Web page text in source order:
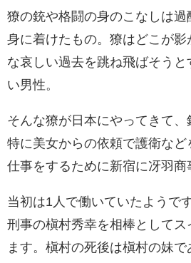
獠の銃や格闘の身のこなしは
身に着けたもの。 獠は どこが
な哀しい過去を跳ね飛ばそうと
い男性。
そんな獠が日本にやってきて、
特に美女からの依頼で護衛な
仕事をするために新宿に冴羽商
当初は1人で働いていたようで
刑事の槇村秀幸を相棒としてス
ます。槇村の死後は槇村の妹